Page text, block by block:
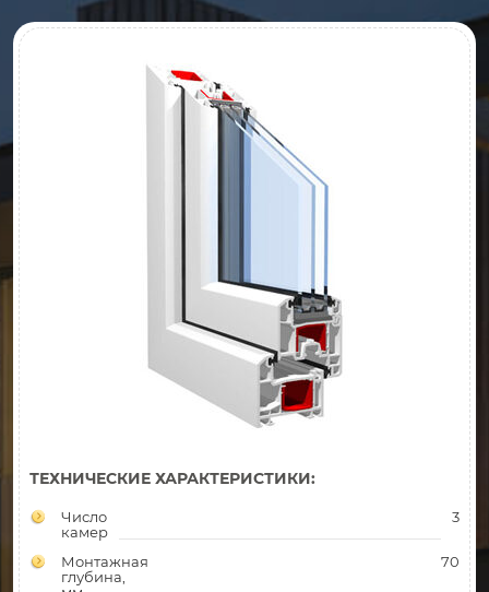
ТЕХНИЧЕСКИЕ ХАРАКТЕРИСТИКИ:
Число
камер
3
Монтажная
глубина,
70